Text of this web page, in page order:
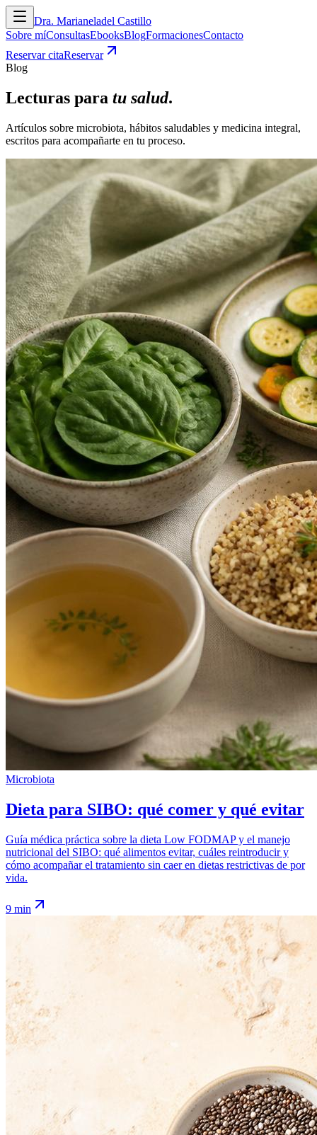
Dra. Marianeladel Castillo
Sobre míConsultasEbooksBlogFormacionesContacto
Reservar citaReservar
Blog
Lecturas para tu salud.
Artículos sobre microbiota, hábitos saludables y medicina integral,
escritos para acompañarte en tu proceso.
Microbiota
Dieta para SIBO: qué comer y qué evitar
Guía médica práctica sobre la dieta Low FODMAP y el manejo
nutricional del SIBO: qué alimentos evitar, cuáles reintroducir y
cómo acompañar el tratamiento sin caer en dietas restrictivas de por
vida.
9 min